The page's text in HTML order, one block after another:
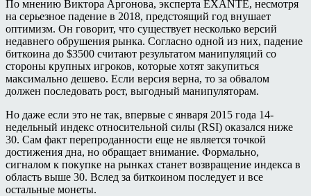
По мнению Виктора Аргонова, эксперта EXANTE, несмотря
на серьезное падение в 2018, предстоящий год внушает
оптимизм. Он говорит, что существует несколько версий
недавнего обрушения рынка. Согласно одной из них, падение
биткоина до $3500 считают результатом манипуляций со
стороны крупных игроков, которые хотят закупиться
максимально дешево. Если версия верна, то за обвалом
должен последовать рост, выгодный манипуляторам.
Но даже если это не так, впервые с января 2015 года 14-
недельный индекс относительной силы (RSI) оказался ниже
30. Сам факт перепроданности еще не является точкой
достижения дна, но обращает внимание. Формально,
сигналом к покупке на рынках станет возвращение индекса в
область выше 30. Вслед за биткоином последует и все
остальные монеты.